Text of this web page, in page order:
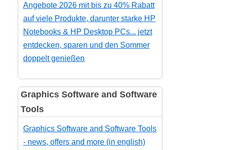
Angebote 2026 mit bis zu 40% Rabatt
auf viele Produkte, darunter starke HP
Notebooks & HP Desktop PCs... jetzt
entdecken, sparen und den Sommer
doppelt genießen
Graphics Software and Software
Tools
Graphics Software and Software Tools
- news, offers and more (in english)